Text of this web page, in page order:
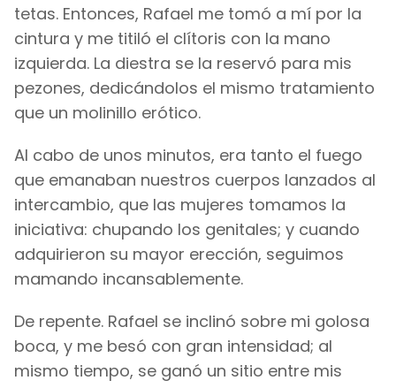
tetas. Entonces, Rafael me tomó a mí por la
cintura y me titiló el clítoris con la mano
izquierda. La diestra se la reservó para mis
pezones, dedicándolos el mismo tratamiento
que un molinillo erótico.
Al cabo de unos minutos, era tanto el fuego
que emanaban nuestros cuerpos lanzados al
intercambio, que las mujeres tomamos la
iniciativa: chupando los genitales; y cuando
adquirieron su mayor erección, seguimos
mamando incansablemente.
De repente. Rafael se inclinó sobre mi golosa
boca, y me besó con gran intensidad; al
mismo tiempo, se ganó un sitio entre mis